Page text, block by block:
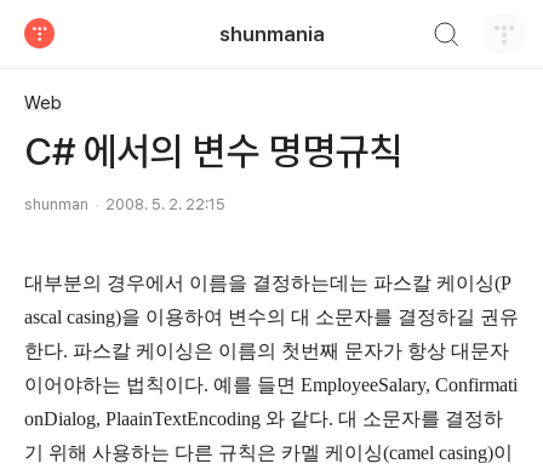
shunmania
Web
C# 에서의 변수 명명규칙
shunman 2008. 5. 2. 22:15
대부분의 경우에서 이름을 결정하는데는 파스칼 케이싱(P
ascal casing)을 이용하여 변수의 대 소문자를 결정하길 권유
한다. 파스칼 케이싱은 이름의 첫번째 문자가 항상 대문자
이어야하는 법칙이다. 예를 들면 EmployeeSalary, Confirmati
onDialog, PlaainTextEncoding 와 같다. 대 소문자를 결정하
기 위해 사용하는 다른 규칙은 카멜 케이싱(camel casing)이